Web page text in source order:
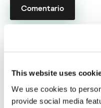
This website uses
We use cookies to
provide social media
ÚLTIMAS